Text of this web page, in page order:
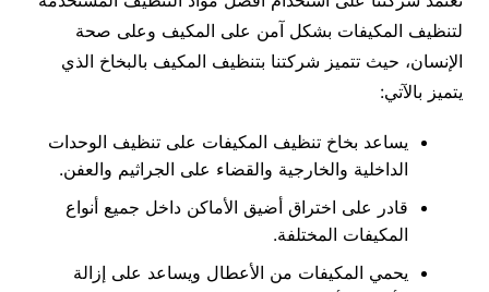
لتنظيف المكيفات بشكل آمن على المكيف وعلى صحة
الإنسان، حيث تتميز شركتنا بتنظيف المكيف بالبخاخ الذي
يتميز بالآتي:
يساعد بخاخ تنظيف المكيفات على تنظيف الوحدات
الداخلية والخارجية والقضاء على الجراثيم والعفن.
قادر على اختراق أضيق الأماكن داخل جميع أنواع
المكيفات المختلفة.
يحمي المكيفات من الأعطال ويساعد على إزالة